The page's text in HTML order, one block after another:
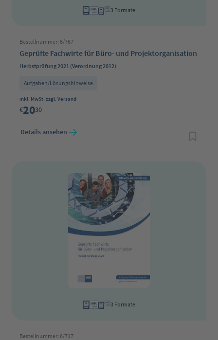
3 Formate
Bestellnummer: 6/767
Geprüfte Fachwirte für Büro- und Projektorganisation
Herbstprüfung 2021 (Verordnung 2012)
Aufgaben/Lösungshinweise
Regulärer Preis:
inkl. MwSt. zzgl. Versand
€2030
Details ansehen
3 Formate
Bestellnummer: 6/717